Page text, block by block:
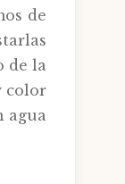
de
de la
color
agua